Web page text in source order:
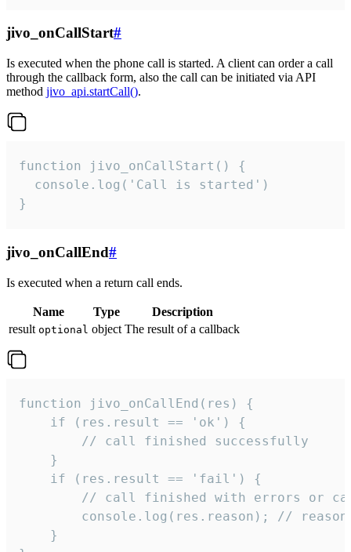
jivo_onCallStart#
Is executed when the phone call is started. A client can order a call
through the callback form, also the call can be initiated via API
method jivo_api.startCall().
function jivo_onCallStart() {
  console.log('Call is started')
}
jivo_onCallEnd#
Is executed when a return call ends.
Name Type
Description
result optional object The result of a callback
function jivo_onCallEnd(res) {
    if (res.result == 'ok') {
        // call finished successfully
    }
    if (res.result == 'fail') {
// call finished with errors or
console.log(res.reason); //
    }